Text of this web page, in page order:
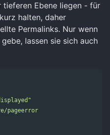
tieferen Ebene liegen - für
halten, daher
Permalinks. Nur wenn
lassen sie sich auch
pageerror